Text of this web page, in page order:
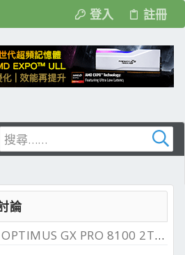
登入 註冊
論
SANDISK OPTIMUS GX PRO 8100 2TB 與 850X 2TB 開箱, PCIe 5.0 與 4.0 效能比較